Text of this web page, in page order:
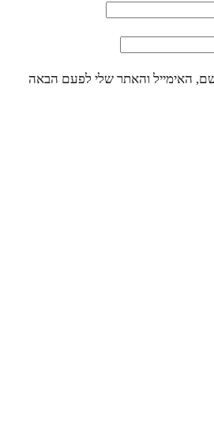
האימייל והאתר שלי לפעם הבאה